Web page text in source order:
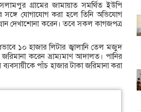
গ্রামের জামায়াত সমর্থিত ইউপি
যোগাযোগ করা হলে তিনি অভিযোগ
দেখাশোনা করেন। তবে সকল কাগজপত্র
১০ হাজার লিটার জ্বালানি তেল মজুদ
করেন ভ্রাম্যমাণ আদালত। পানির
পাঁচ হাজার টাকা জরিমানা করা